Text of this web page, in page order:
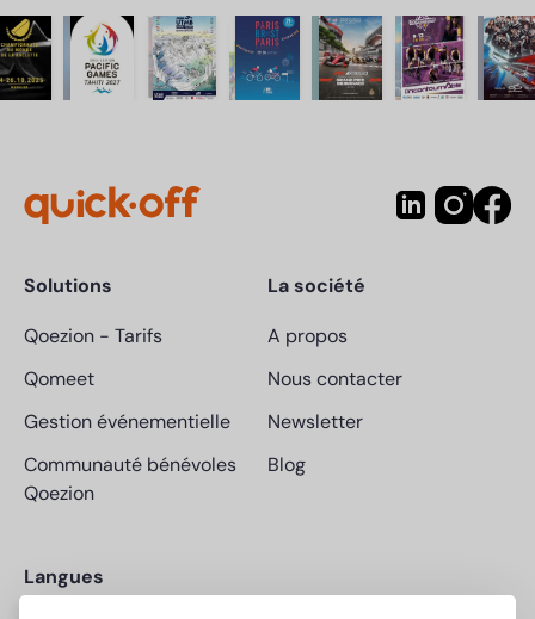
Solutions
Qoezion - Tarifs
Qomeet
Gestion événementielle
Communauté bénévoles
Qoezion
La société
A propos
Nous contacter
Newsletter
Blog
Langues